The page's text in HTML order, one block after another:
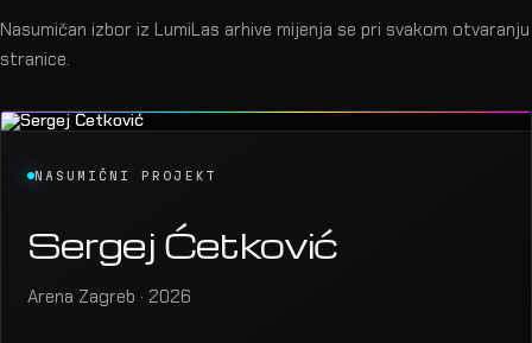
Nasumičan izbor iz LumiLas arhive mijenja se pri svakom otvaranju
stranice.
NASUMIČNI PROJEKT
Sergej Ćetković
Arena Zagreb · 2026